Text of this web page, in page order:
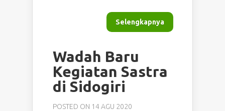
Selengkapnya
Wadah Baru
Kegiatan Sastra
di Sidogiri
POSTED ON 14 AGU 2020